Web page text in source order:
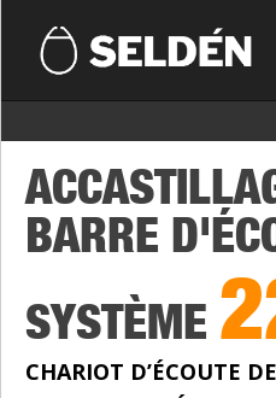
BARRE
SYSTÈME
CHARIOT D’ÉCOUTE